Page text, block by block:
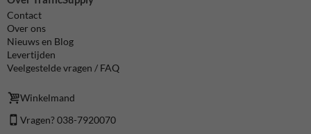
Contact
Over ons
Nieuws en Blog
Levertijden
Veelgestelde vragen / FAQ
Winkelmand
Vragen? 038-7920070